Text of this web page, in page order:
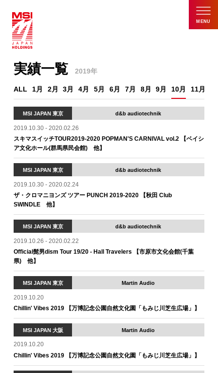
MENU
実績一覧 2019年
ALL 1月 2月 3月 4月 5月 6月 7月 8月 9月 10月 11月
MSI JAPAN 東京 d&b audiotechnik
2019.10.30 - 2020.02.26
スキマスイッチTOUR2019-2020 POPMAN'S CARNIVAL vol.2 【ベイシ
ア文化ホール(群馬県民会館) 他】
MSI JAPAN 東京 d&b audiotechnik
2019.10.30 - 2020.02.24
ザ・クロマニヨンズ ツアー PUNCH 2019-2020 【秋田 Club
SWINDLE 他】
MSI JAPAN 東京 d&b audiotechnik
2019.10.26 - 2020.02.22
Official髭男dism Tour 19/20 - Hall Travelers 【市原市文化会館(千葉
県) 他】
MSI JAPAN 東京 Martin Audio
2019.10.20
Chillin' Vibes 2019 【万博記念公園自然文化園「もみじ川芝生広場」】
MSI JAPAN 大阪 Martin Audio
2019.10.20
Chillin' Vibes 2019 【万博記念公園自然文化園「もみじ川芝生広場」】